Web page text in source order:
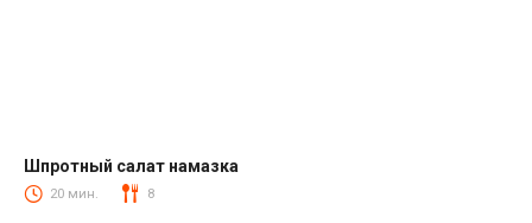
Салаты со шпротами
Шпротный салат намазка
20 мин. 8